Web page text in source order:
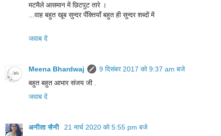
मटमैले आसमान में छिटपुट तारे ।
...वाह बहुत खूब सुन्दर पँक्तियाँ बहुत ही सुन्दर शब्दों में
जवाब दें
Meena Bhardwaj
9 दिसंबर 2017 को 9:37 am बजे
बहुत बहुत आभार संजय जी .
जवाब दें
अनीता सैनी
21 मार्च 2020 को 5:55 pm बजे